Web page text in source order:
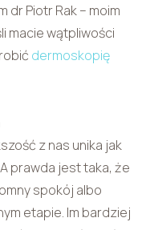
dr Piotr Rak – moim
macie wątpliwości
dermoskopię
z nas unika jak
A prawda jest taka, że
spokój albo
etapie. Im bardziej